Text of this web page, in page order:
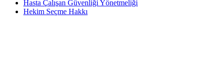
Hasta Çalışan Güvenliği Yönetmeliği
Hekim Seçme Hakkı